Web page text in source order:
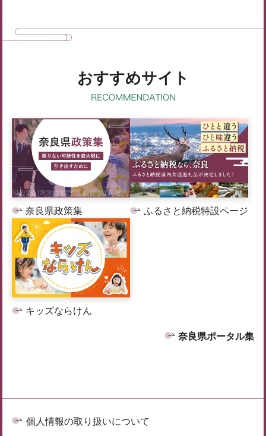
おすすめサイト
奈良県政策集 ふるさと納税特設ページ
キッズならけん
奈良県ポータル集
個人情報の取り扱いについて